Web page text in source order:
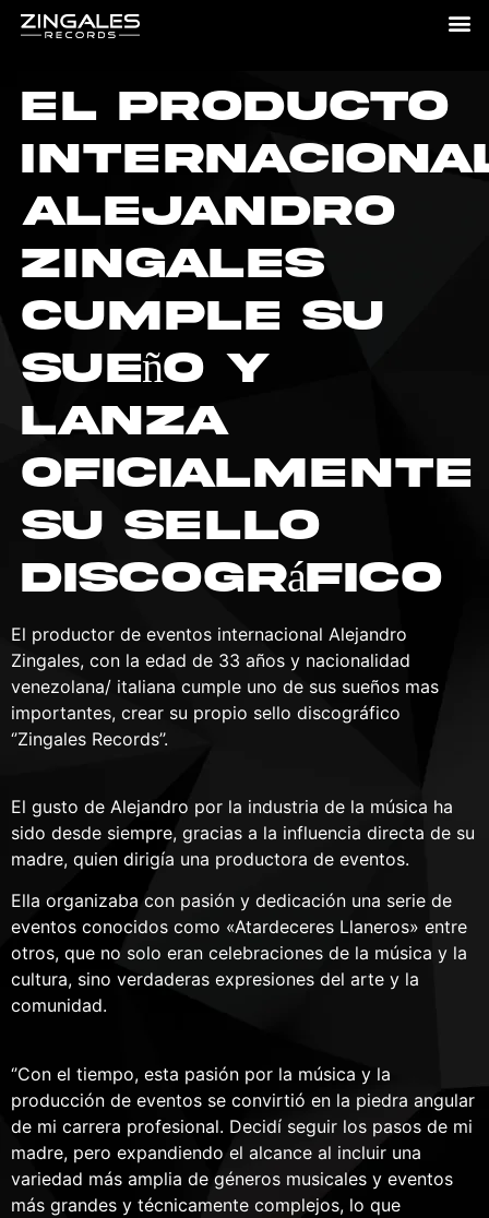
El producto
Alejandro
Zingales
cumple su
sueño y
lanza
oficialmente
su sello
discográfico
El productor de eventos internacional Alejandro
Zingales, con la edad de 33 años y nacionalidad
venezolana/ italiana cumple uno de sus sueños mas
importantes, crear su propio sello discográfico
‘’Zingales Records’’.
El gusto de Alejandro por la industria de la música ha
sido desde siempre, gracias a la influencia directa de su
madre, quien dirigía una productora de eventos.
Ella organizaba con pasión y dedicación una serie de
eventos conocidos como «Atardeceres Llaneros» entre
otros, que no solo eran celebraciones de la música y la
cultura, sino verdaderas expresiones del arte y la
comunidad.
‘’Con el tiempo, esta pasión por la música y la
producción de eventos se convirtió en la piedra angular
de mi carrera profesional. Decidí seguir los pasos de mi
madre, pero expandiendo el alcance al incluir una
variedad más amplia de géneros musicales y eventos
más grandes y técnicamente complejos, lo que